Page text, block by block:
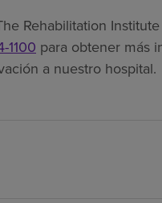
Rehabilitation
1100 para obtener más
a nuestro hospital.